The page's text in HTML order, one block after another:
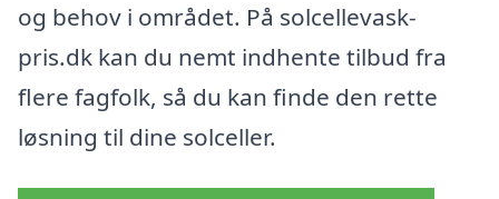
og behov i området. På solcellevask-
pris.dk kan du nemt indhente tilbud fra
flere fagfolk, så du kan finde den rette
løsning til dine solceller.